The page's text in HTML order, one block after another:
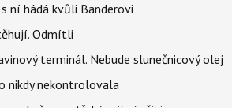
ní hádá kvůli Banderovi
Odmítli
terminál. Nebude slunečnicový olej
nikdy nekontrolovala